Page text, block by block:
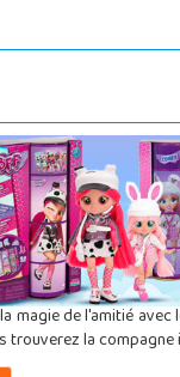
magie de l'amitié
trouverez la